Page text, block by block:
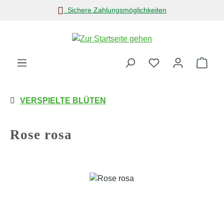
Zum Hauptinhalt springenSichere Zahlungsmöglichkeiten
VERSPIELTE BLÜTEN
Rose rosa
Bildergalerie überspringen